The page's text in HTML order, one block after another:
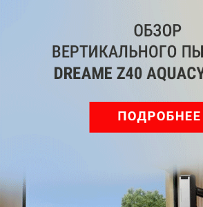
Зарегистрируйтесь
оставить комментарий
Рекомендуем